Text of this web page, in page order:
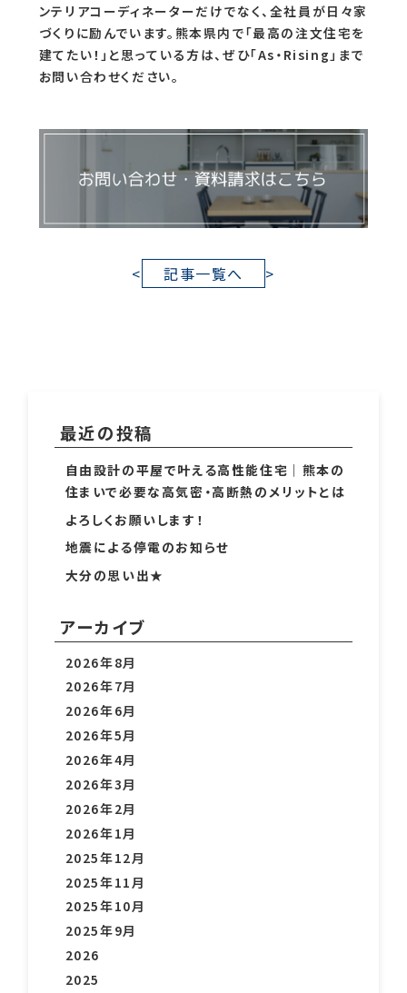
ンテリアコーディネーターだけでなく、全社員が日々家
づくりに励んでいます。熊本県内で「最高の注文住宅を
建てたい！」と思っている方は、ぜひ「As・Rising」まで
お問い合わせください。
< 記事一覧へ >
最近の投稿
自由設計の平屋で叶える高性能住宅｜熊本の
住まいで必要な高気密・高断熱のメリットとは
よろしくお願いします！
地震による停電のお知らせ
大分の思い出★
アーカイブ
2026年8月
2026年7月
2026年6月
2026年5月
2026年4月
2026年3月
2026年2月
2026年1月
2025年12月
2025年11月
2025年10月
2025年9月
2026
2025